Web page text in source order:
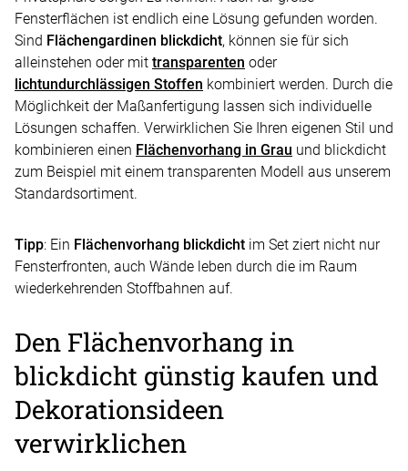
Fensterflächen ist endlich eine Lösung gefunden worden.
Sind Flächengardinen blickdicht, können sie für sich
alleinstehen oder mit transparenten oder
lichtundurchlässigen Stoffen kombiniert werden. Durch die
Möglichkeit der Maßanfertigung lassen sich individuelle
Lösungen schaffen. Verwirklichen Sie Ihren eigenen Stil und
kombinieren einen Flächenvorhang in Grau und blickdicht
zum Beispiel mit einem transparenten Modell aus unserem
Standardsortiment.
Tipp: Ein Flächenvorhang blickdicht im Set ziert nicht nur
Fensterfronten, auch Wände leben durch die im Raum
wiederkehrenden Stoffbahnen auf.
Den Flächenvorhang in
blickdicht günstig kaufen und
Dekorationsideen
verwirklichen